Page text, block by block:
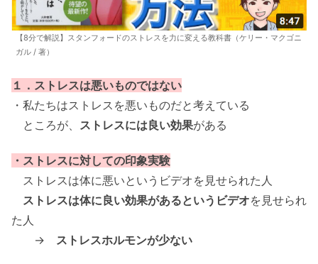
【8分で解説】スタンフォードのストレスを力に変える教科書（ケリー・マクゴニ
ガル / 著）
１．ストレスは悪いものではない
・私たちはストレスを悪いものだと考えている
ところが、 ストレスには良い効果がある
・ストレスに対しての印象実験
ストレスは体に悪いというビデオを見せられた人
ストレスは体に良い効果があるというビデオを見せられ
た人
→ ストレスホルモンが少ない